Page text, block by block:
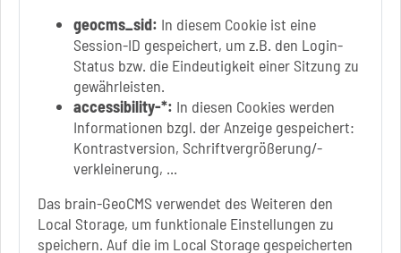
geocms_sid: In diesem Cookie ist eine
Session-ID gespeichert, um z.B. den Login-
Status bzw. die Eindeutigkeit einer Sitzung zu
gewährleisten.
accessibility-*: In diesen Cookies werden
Informationen bzgl. der Anzeige gespeichert:
Kontrastversion, Schriftvergrößerung/-
verkleinerung, ...
Das brain-GeoCMS verwendet des Weiteren den
Local Storage, um funktionale Einstellungen zu
speichern. Auf die im Local Storage gespeicherten
Link zur Google-Maps Navigation
SOLEPARK Schönebeck/Bad Salzelmen
Eigenbetrieb der Stadt Schönebeck (Elbe)
Badepark 1
39218 Schönebeck (Elbe)
+49 3928 7055-0
info[at]solepark.de
www.visitschoenebeck.de